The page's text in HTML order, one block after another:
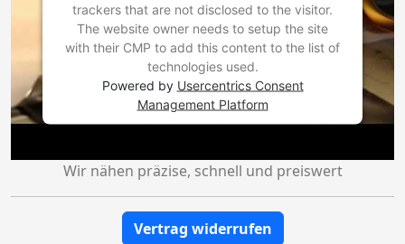
trackers that are not disclosed to the visitor.
The website owner needs to setup the site
with their CMP to add this content to the list of
technologies used.
Powered by Usercentrics Consent
Management Platform
Wir nähen präzise, schnell und preiswert
Vertrag widerrufen